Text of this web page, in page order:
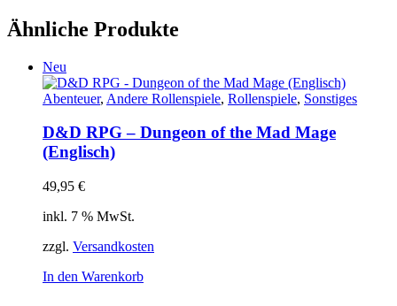
Ähnliche Produkte
Neu
Abenteuer, Andere Rollenspiele, Rollenspiele, Sonstiges
D&D RPG – Dungeon of the Mad Mage
(Englisch)
49,95 €
inkl. 7 % MwSt.
zzgl. Versandkosten
In den Warenkorb